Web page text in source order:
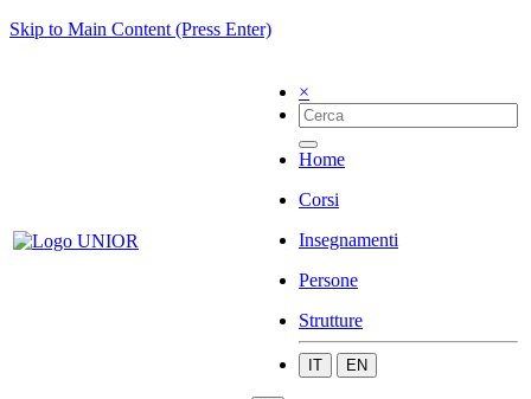
Skip to Main Content (Press Enter)
×
Home
Corsi
Insegnamenti
Persone
Strutture
IT EN